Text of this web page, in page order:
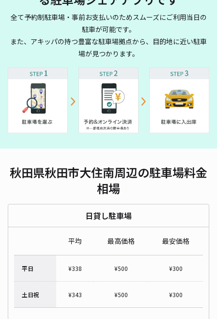
全て予約制駐車場・事前お支払いのためスムーズにご利用当日の
駐車が可能です。
また、アキッパの持つ豊富な駐車場拠点から、目的地に近い駐車
場が見つかります。
秋田県秋田市大住南周辺の駐車場料金
相場
日貸し駐車場
平均 最高価格 最安価格
平日 ¥338 ¥500 ¥300
土日祝 ¥343 ¥500 ¥300